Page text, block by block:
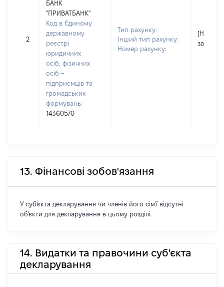
2
БАНК
"ПРИВАТБАНК"
Код в Єдиному
державному
реєстрі
юридичних
осіб, фізичних
осіб –
підприємців та
громадських
формувань:
14360570
Тип рахунку:
Інший тип рахунку:
Номер рахунку:
[Не
13. Фінансові зобов'язання
У суб'єкта декларування чи членів його сім'ї відсутні
об'єкти для декларування в цьому розділі.
14. Видатки та правочини суб'єкта
декларування